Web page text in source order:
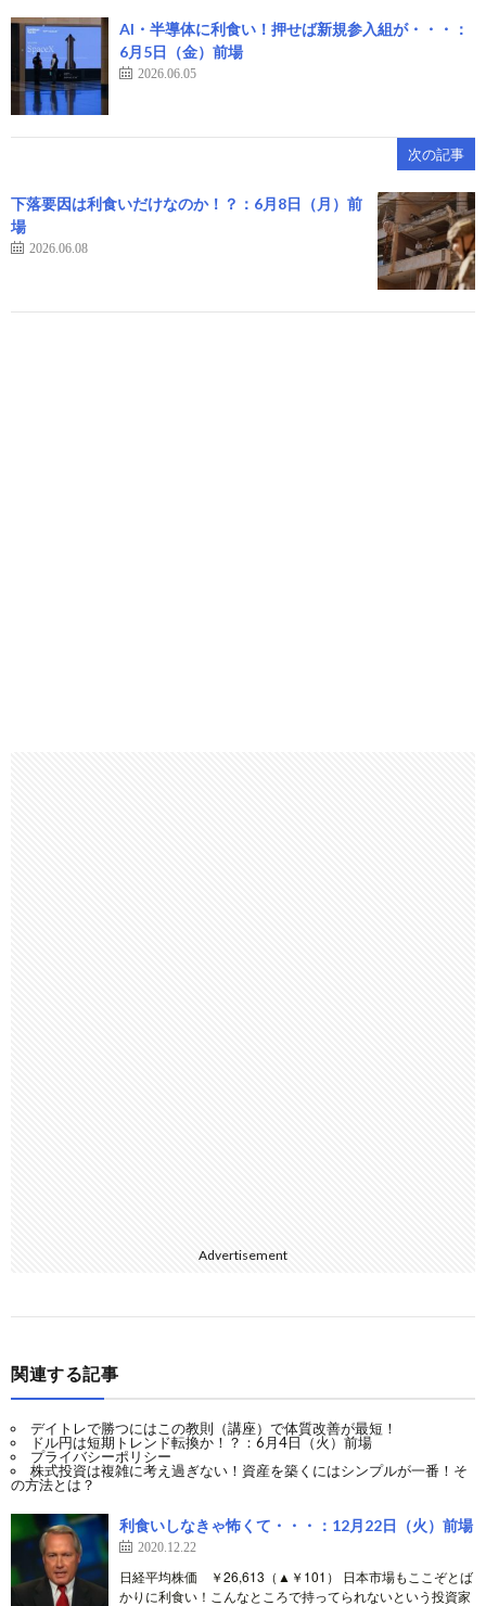
AI・半導体に利食い！押せば新規参入組が・・・：
6月5日（金）前場
2026.06.05
次の記事
下落要因は利食いだけなのか！？：6月8日（月）前
場
2026.06.08
Advertisement
関連する記事
デイトレで勝つにはこの教則（講座）で体質改善が最短！
ドル円は短期トレンド転換か！？：6月4日（火）前場
プライバシーポリシー
株式投資は複雑に考え過ぎない！資産を築くにはシンプルが一番！そ
の方法とは？
利食いしなきゃ怖くて・・・：12月22日（火）前場
2020.12.22
日経平均株価 ￥26,613（▲￥101） 日本市場もここぞとば
かりに利食い！こんなところで持ってられないという投資家